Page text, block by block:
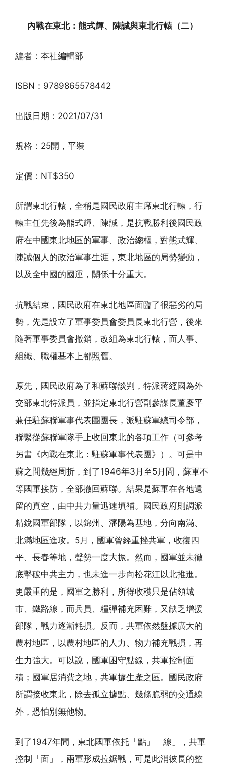
內戰在東北：熊式輝、陳誠與東北行轅（二）
編者：本社編輯部
ISBN：9789865578442
出版日期：2021/07/31
規格：25開，平裝
定價：NT$350
所謂東北行轅，全稱是國民政府主席東北行轅，行
轅主任先後為熊式輝、陳誠，是抗戰勝利後國民政
府在中國東北地區的軍事、政治總樞，對熊式輝、
陳誠個人的政治軍事生涯，東北地區的局勢變動，
以及全中國的國運，關係十分重大。
抗戰結束，國民政府在東北地區面臨了很惡劣的局
勢，先是設立了軍事委員會委員長東北行營，後來
隨著軍事委員會撤銷，改組為東北行轅，而人事、
組織、職權基本上都照舊。
原先，國民政府為了和蘇聯談判，特派蔣經國為外
交部東北特派員，並指定東北行營副參謀長董彥平
兼任駐蘇聯軍事代表團團長，派駐蘇軍總司令部，
聯繫從蘇聯軍隊手上收回東北的各項工作（可參考
另書《內戰在東北：駐蘇軍事代表團》）。可是中
蘇之間幾經周折，到了1946年3月至5月間，蘇軍不
等國軍接防，全部撤回蘇聯。結果是蘇軍在各地遺
留的真空，由中共力量迅速填補。國民政府則調派
精銳國軍部隊，以錦州、瀋陽為基地，分向南滿、
北滿地區進攻。5月，國軍曾經重挫共軍，收復四
平、長春等地，聲勢一度大振。然而，國軍並未徹
底擊破中共主力，也未進一步向松花江以北推進。
更嚴重的是，國軍之勝利，所得收穫只是佔領城
市、鐵路線，而兵員、糧彈補充困難，又缺乏增援
部隊，戰力逐漸耗損。反而，共軍依然盤據廣大的
農村地區，以農村地區的人力、物力補充戰損，再
生力強大。可以說，國軍困守點線，共軍控制面
積；國軍居消費之地，共軍據生產之區。國民政府
所謂接收東北，除去孤立據點、幾條脆弱的交通線
外，恐怕別無他物。
到了1947年間，東北國軍依托「點」「線」，共軍
控制「面」，兩軍形成拉鋸戰，可是此消彼長的整